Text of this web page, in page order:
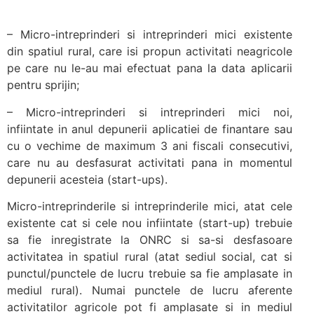
– Micro-intreprinderi si intreprinderi mici existente
din spatiul rural, care isi propun activitati neagricole
pe care nu le-au mai efectuat pana la data aplicarii
pentru sprijin;
– Micro-intreprinderi si intreprinderi mici noi,
infiintate in anul depunerii aplicatiei de finantare sau
cu o vechime de maximum 3 ani fiscali consecutivi,
care nu au desfasurat activitati pana in momentul
depunerii acesteia (start-ups).
Micro-intreprinderile si intreprinderile mici, atat cele
existente cat si cele nou infiintate (start-up) trebuie
sa fie inregistrate la ONRC si sa-si desfasoare
activitatea in spatiul rural (atat sediul social, cat si
punctul/punctele de lucru trebuie sa fie amplasate in
mediul rural). Numai punctele de lucru aferente
activitatilor agricole pot fi amplasate si in mediul